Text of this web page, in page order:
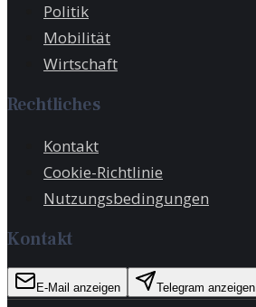
Politik
Mobilität
Wirtschaft
Rechtliches
Kontakt
Cookie-Richtlinie
Nutzungsbedingungen
Kontakt
E-Mail anzeigen Telegram anzeigen